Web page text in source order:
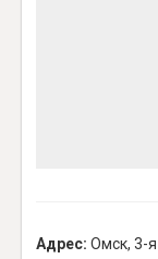
Адрес: Омск, 3-